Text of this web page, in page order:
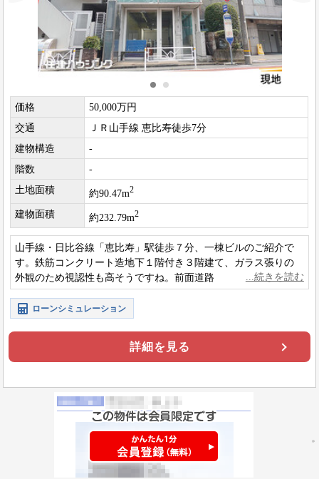
価格
50,000万円
交通
ＪＲ山手線 恵比寿徒歩7分
建物構造
-
階数
-
土地面積
約90.47m2
建物面積 約232.79m2
山手線・日比谷線「恵比寿」駅徒歩７分、一棟ビルのご紹介で
す。鉄筋コンクリート造地下１階付き３階建て、ガラス張りの
外観のため視認性も高そうですね。前面道路１０．４メートル
のため開放的な立地です。
ローンシミュレーション
詳細を見る